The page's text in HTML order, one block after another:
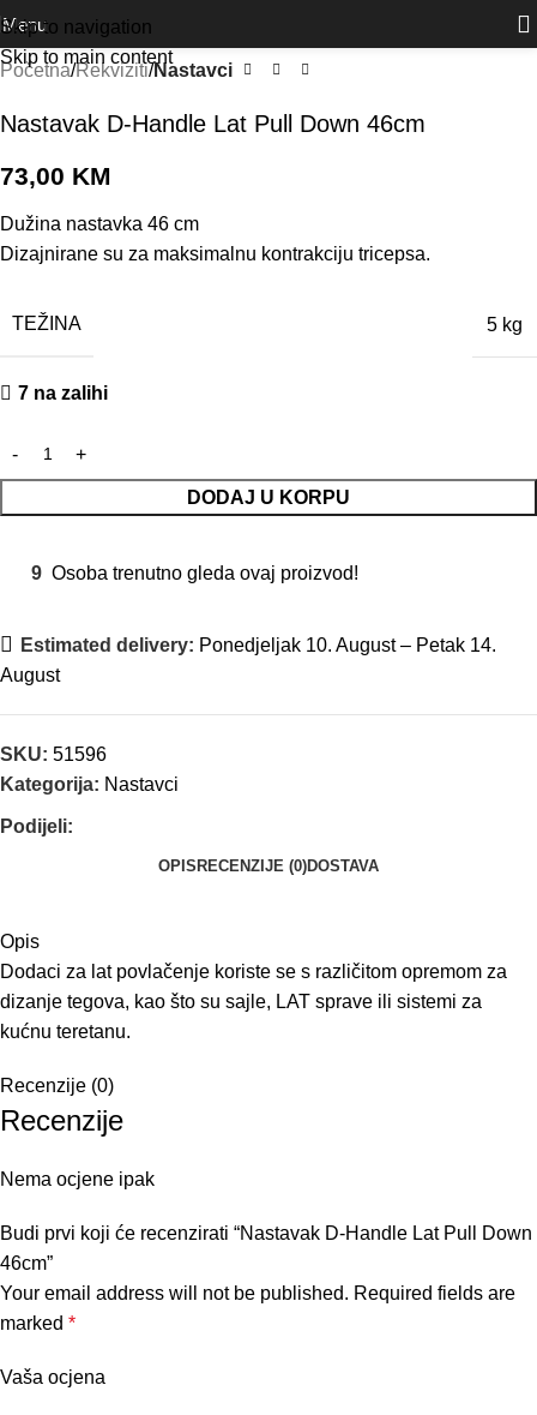
Skip to navigation
Skip to main content
Outlet
Menu
Početna Rekviziti Nastavci
Nastavak D-Handle Lat Pull Down 46cm
73,00 KM
Dužina nastavka 46 cm
Dizajnirane su za maksimalnu kontrakciju tricepsa.
TEŽINA 5 kg
7 na zalihi
DODAJ U KORPU
9 Osoba trenutno gleda ovaj proizvod!
Estimated delivery: Ponedjeljak 10. August – Petak 14.
August
SKU: 51596
Kategorija: Nastavci
Podijeli:
OPIS RECENZIJE (0)DOSTAVA
Opis
Dodaci za lat povlačenje koriste se s različitom opremom za
dizanje tegova, kao što su sajle, LAT sprave ili sistemi za
kućnu teretanu.
Recenzije (0)
Recenzije
Nema ocjene ipak
Budi prvi koji će recenzirati “Nastavak D-Handle Lat Pull Down
46cm”
Your email address will not be published. Required fields are
marked *
Vaša ocjena